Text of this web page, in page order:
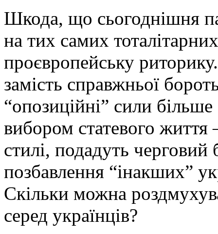
Шкода, що сьогоднішня
на тих самих
проєвропейську
замість справжньої
“опозиційні” сили
вибором статевого
стилі, подадуть
позбавлення “інакших”
Скільки можна
серед українців?